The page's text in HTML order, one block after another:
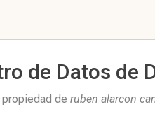
de Datos de
de ruben alarcon